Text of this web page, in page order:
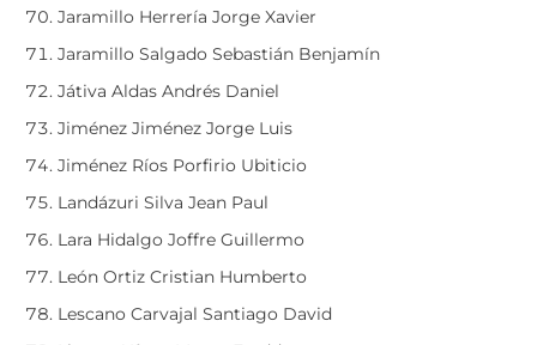
Jaramillo Herrería Jorge Xavier
Jaramillo Salgado Sebastián Benjamín
Játiva Aldas Andrés Daniel
Jiménez Jiménez Jorge Luis
Jiménez Ríos Porfirio Ubiticio
Landázuri Silva Jean Paul
Lara Hidalgo Joffre Guillermo
León Ortiz Cristian Humberto
Lescano Carvajal Santiago David